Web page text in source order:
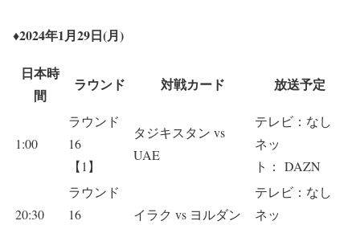
♦2024年1月29日(月)
日本時
間
ラウンド 対戦カード 放送予定
1:00
ラウンド
16
【1】
タジキスタン vs
UAE
テレビ：なし
ネッ
ト： DAZN
20:30
ラウンド
16
イラク vs ヨルダン
テレビ：なし
ネッ